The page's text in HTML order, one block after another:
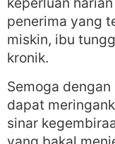
penerima yang
miskin, ibu
kronik.
Semoga
dapat
sinar